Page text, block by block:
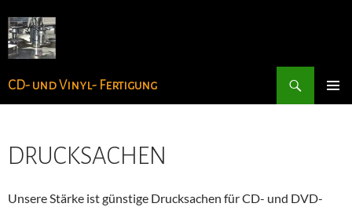
Inhalt
springen
CD- und Vinyl- Fertigung
DRUCKSACHEN
Unsere Stärke ist günstige Drucksachen für CD- und DVD-